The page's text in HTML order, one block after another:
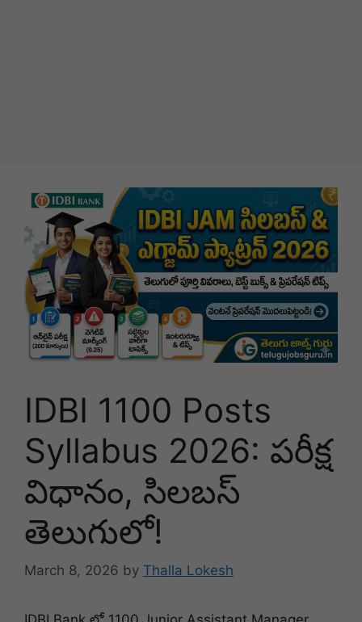
IDBI 1100 Posts
Syllabus 2026: పరీక్ష
విధానం, సిలబస్
తెలుగులో!
March 8, 2026 by Thalla Lokesh